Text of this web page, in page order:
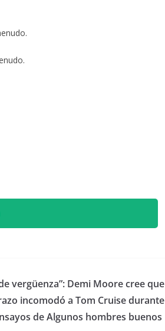
vergüenza”: Demi Moore cree que
incomodó a Tom Cruise durante
de Algunos hombres buenos